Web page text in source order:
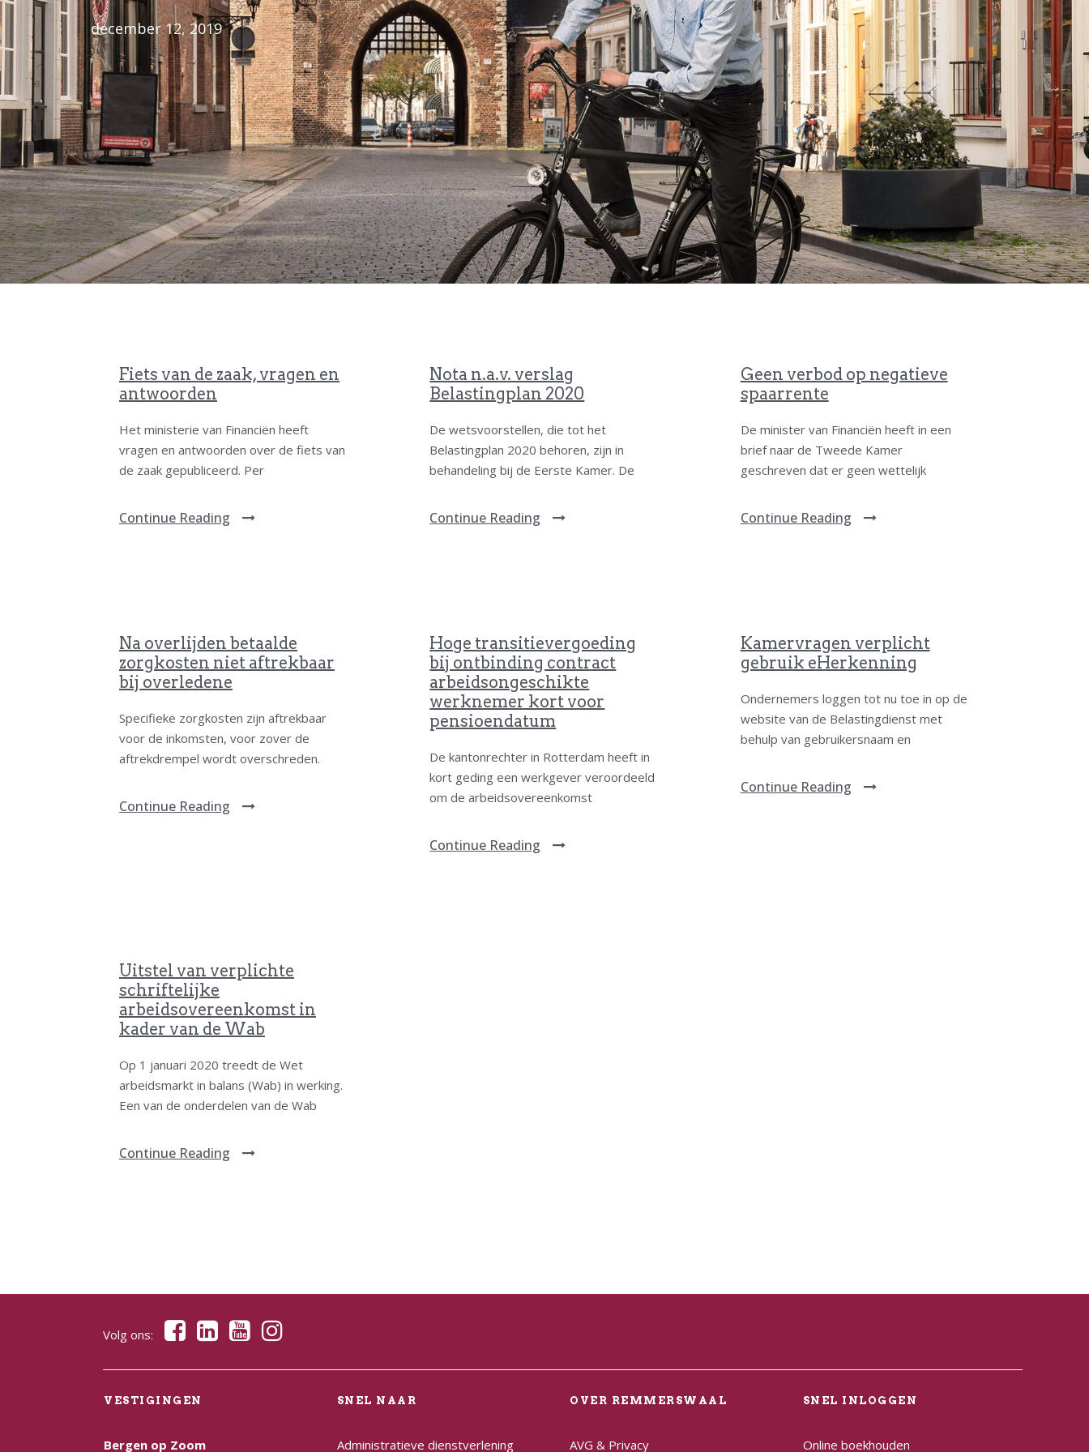
december 12, 2019
Fiets van de zaak, vragen en
antwoorden
Het ministerie van Financiën heeft
vragen en antwoorden over de fiets van
de zaak gepubliceerd. Per
Continue Reading
Nota n.a.v. verslag
Belastingplan 2020
De wetsvoorstellen, die tot het
Belastingplan 2020 behoren, zijn in
behandeling bij de Eerste Kamer. De
Continue Reading
Geen verbod op negatieve
spaarrente
De minister van Financiën heeft in een
brief naar de Tweede Kamer
geschreven dat er geen wettelijk
Continue Reading
Na overlijden betaalde
zorgkosten niet aftrekbaar
bij overledene
Specifieke zorgkosten zijn aftrekbaar
voor de inkomsten, voor zover de
aftrekdrempel wordt overschreden.
Continue Reading
Hoge transitievergoeding
bij ontbinding contract
arbeidsongeschikte
werknemer kort voor
pensioendatum
De kantonrechter in Rotterdam heeft in
kort geding een werkgever veroordeeld
om de arbeidsovereenkomst
Continue Reading
Kamervragen verplicht
gebruik eHerkenning
Ondernemers loggen tot nu toe in op de
website van de Belastingdienst met
behulp van gebruikersnaam en
Continue Reading
Uitstel van verplichte
schriftelijke
arbeidsovereenkomst in
kader van de Wab
Op 1 januari 2020 treedt de Wet
arbeidsmarkt in balans (Wab) in werking.
Een van de onderdelen van de Wab
Continue Reading
Volg ons:
VESTIGINGEN
Bergen op Zoom
SNEL NAAR
Administratieve dienstverlening
OVER REMMERSWAAL
AVG & Privacy
SNEL INLOGGEN
Online boekhouden